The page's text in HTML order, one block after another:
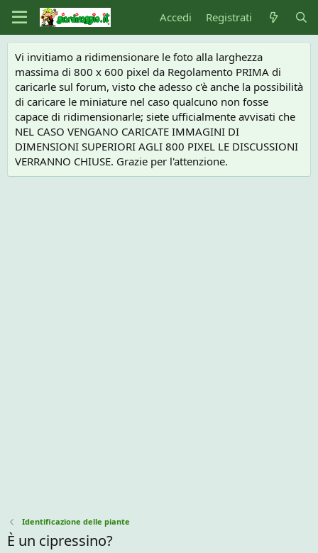
Accedi Registrati
Vi invitiamo a ridimensionare le foto alla larghezza
massima di 800 x 600 pixel da Regolamento PRIMA di
caricarle sul forum, visto che adesso c'è anche la possibilità
di caricare le miniature nel caso qualcuno non fosse
capace di ridimensionarle; siete ufficialmente avvisati che
NEL CASO VENGANO CARICATE IMMAGINI DI
DIMENSIONI SUPERIORI AGLI 800 PIXEL LE DISCUSSIONI
VERRANNO CHIUSE. Grazie per l'attenzione.
Identificazione delle piante
È un cipressino?